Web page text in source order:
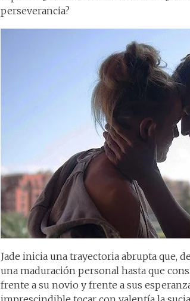
perseverancia?
Jade inicia una trayectoria abrupta que,
una maduración personal hasta que
frente a su novio y frente a sus